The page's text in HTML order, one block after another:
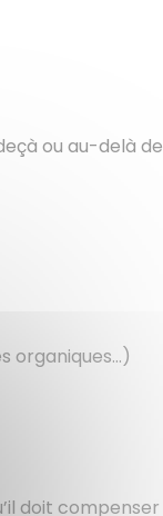
ou au-delà de
organiques…)
doit compenser